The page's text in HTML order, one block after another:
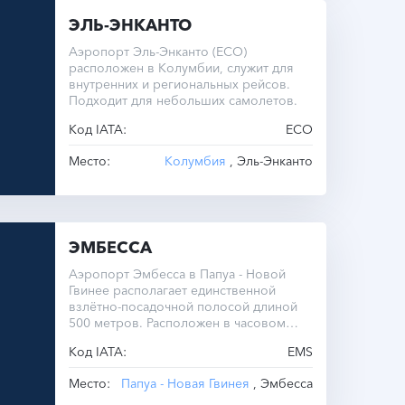
ЭЛЬ-ЭНКАНТО
Аэропорт Эль-Энканто (ECO)
расположен в Колумбии, служит для
внутренних и региональных рейсов.
Подходит для небольших самолетов.
Код IATA:
ECO
Место:
Колумбия , Эль-Энканто
ЭМБЕССА
Аэропорт Эмбесса в Папуа - Новой
Гвинее располагает единственной
взлётно-посадочной полосой длиной
500 метров. Расположен в часовом
Код IATA:
EMS
Место:
Папуа - Новая Гвинея , Эмбесса